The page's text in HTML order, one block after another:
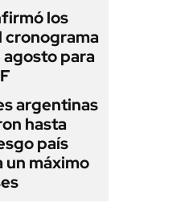
los
cronograma
para
argentinas
hasta
país
un máximo